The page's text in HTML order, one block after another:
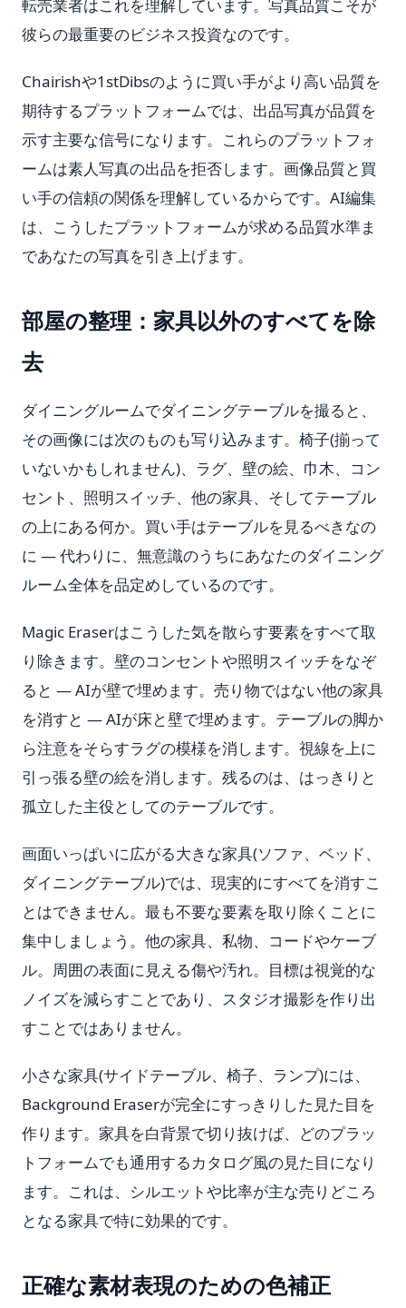
転売業者はこれを理解しています。写真品質こそが
彼らの最重要のビジネス投資なのです。
Chairishや1stDibsのように買い手がより高い品質を
期待するプラットフォームでは、出品写真が品質を
示す主要な信号になります。これらのプラットフォ
ームは素人写真の出品を拒否します。画像品質と買
い手の信頼の関係を理解しているからです。AI編集
は、こうしたプラットフォームが求める品質水準ま
であなたの写真を引き上げます。
部屋の整理：家具以外のすべてを除
去
ダイニングルームでダイニングテーブルを撮ると、
その画像には次のものも写り込みます。椅子(揃って
いないかもしれません)、ラグ、壁の絵、巾木、コン
セント、照明スイッチ、他の家具、そしてテーブル
の上にある何か。買い手はテーブルを見るべきなの
に — 代わりに、無意識のうちにあなたのダイニング
ルーム全体を品定めしているのです。
Magic Eraserはこうした気を散らす要素をすべて取
り除きます。壁のコンセントや照明スイッチをなぞ
ると — AIが壁で埋めます。売り物ではない他の家具
を消すと — AIが床と壁で埋めます。テーブルの脚か
ら注意をそらすラグの模様を消します。視線を上に
引っ張る壁の絵を消します。残るのは、はっきりと
孤立した主役としてのテーブルです。
画面いっぱいに広がる大きな家具(ソファ、ベッド、
ダイニングテーブル)では、現実的にすべてを消すこ
とはできません。最も不要な要素を取り除くことに
集中しましょう。他の家具、私物、コードやケーブ
ル。周囲の表面に見える傷や汚れ。目標は視覚的な
ノイズを減らすことであり、スタジオ撮影を作り出
すことではありません。
小さな家具(サイドテーブル、椅子、ランプ)には、
Background Eraserが完全にすっきりした見た目を
作ります。家具を白背景で切り抜けば、どのプラッ
トフォームでも通用するカタログ風の見た目になり
ます。これは、シルエットや比率が主な売りどころ
となる家具で特に効果的です。
正確な素材表現のための色補正